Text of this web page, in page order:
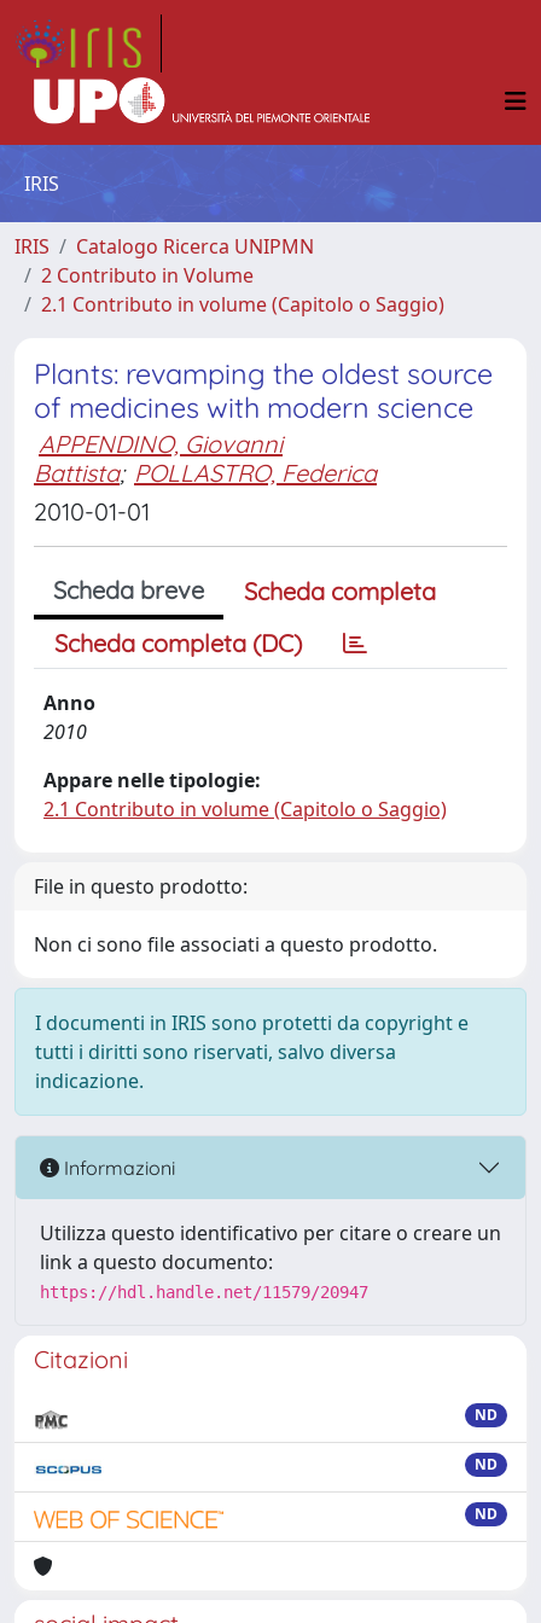
IRIS
IRIS
Catalogo Ricerca UNIPMN
2 Contributo in Volume
2.1 Contributo in volume (Capitolo o Saggio)
Plants: revamping the oldest source
of medicines with modern science
APPENDINO, Giovanni
Battista; POLLASTRO, Federica
2010-01-01
Scheda breve
Scheda completa
Scheda completa (DC)
Anno
2010
Appare nelle tipologie:
2.1 Contributo in volume (Capitolo o Saggio)
File in questo prodotto:
Non ci sono file associati a questo prodotto.
I documenti in IRIS sono protetti da copyright e
tutti i diritti sono riservati, salvo diversa
indicazione.
Informazioni
Utilizza questo identificativo per citare o creare un
link a questo documento:
https://hdl.handle.net/11579/20947
Citazioni
ND
ND
ND